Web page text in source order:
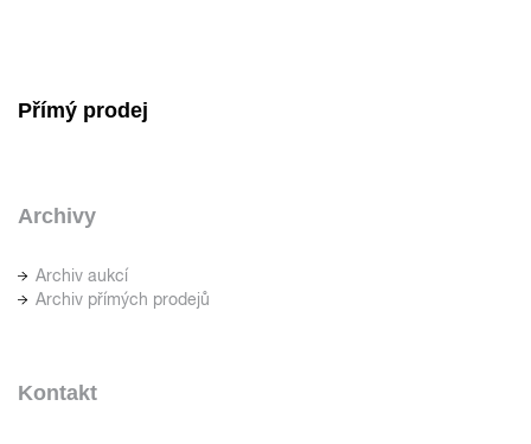
Přímý prodej
Archivy
Archiv aukcí
Archiv přímých prodejů
Kontakt